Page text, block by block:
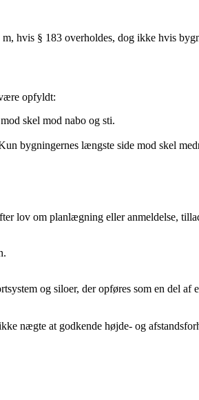
hvis § 183 overholdes, dog ikke hvis
opfyldt:
skel mod nabo og sti.
bygningernes længste side mod skel
lov om planlægning eller anmeldelse,
og siloer, der opføres som en del
nægte at godkende højde- og